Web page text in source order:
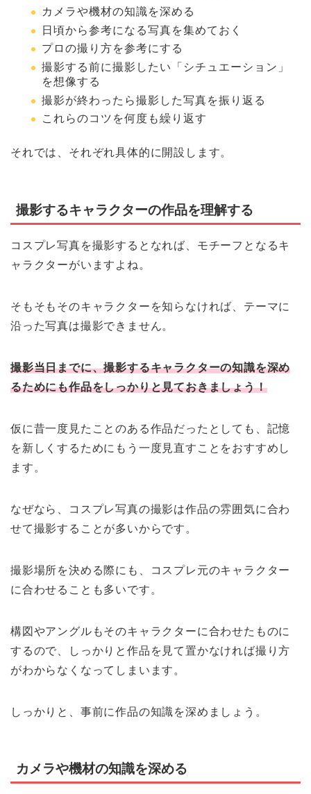
カメラや機材の知識を深める
日頃から参考になる写真を集めておく
プロの撮り方を参考にする
撮影する前に撮影したい「シチュエーション」
を想像する
撮影が終わったら撮影した写真を振り返る
これらのコツを何度も繰り返す
それでは、それぞれ具体的に開設します。
撮影するキャラクターの作品を理解する
コスプレ写真を撮影するとなれば、モチーフとなるキ
ャラクターがいますよね。
そもそもそのキャラクターを知らなければ、テーマに
沿った写真は撮影できません。
撮影当日までに、撮影するキャラクターの知識を深め
るためにも作品をしっかりと見ておきましょう！
仮に昔一度見たことのある作品だったとしても、記憶
を新しくするためにもう一度見直すことをおすすめし
ます。
なぜなら、コスプレ写真の撮影は作品の雰囲気に合わ
せて撮影することが多いからです。
撮影場所を決める際にも、コスプレ元のキャラクター
に合わせることも多いです。
構図やアングルもそのキャラクターに合わせたものに
するので、しっかりと作品を見て置かなければ撮り方
がわからなくなってしまいます。
しっかりと、事前に作品の知識を深めましょう。
カメラや機材の知識を深める